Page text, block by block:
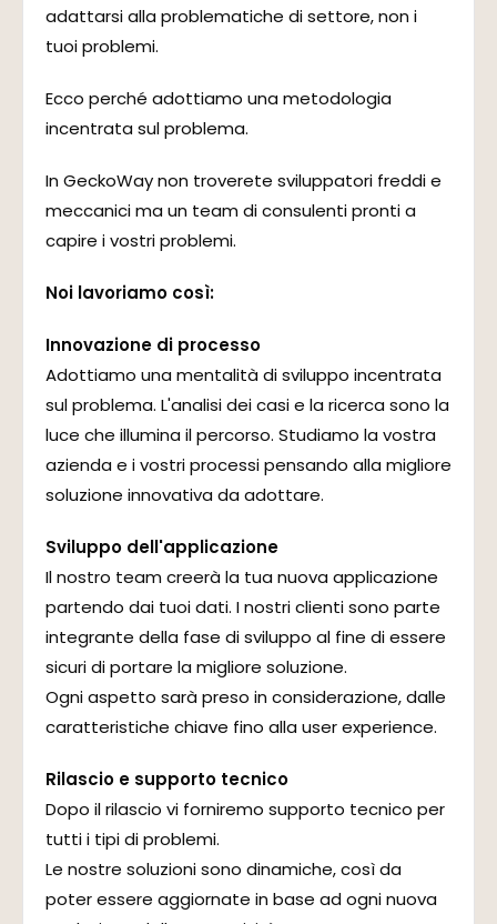
adattarsi alla problematiche di settore, non i
tuoi problemi.
Ecco perché adottiamo una metodologia
incentrata sul problema.
In GeckoWay non troverete sviluppatori freddi e
meccanici ma un team di consulenti pronti a
capire i vostri problemi.
Noi lavoriamo così:
Innovazione di processo
Adottiamo una mentalità di sviluppo incentrata
sul problema. L'analisi dei casi e la ricerca sono la
luce che illumina il percorso. Studiamo la vostra
azienda e i vostri processi pensando alla migliore
soluzione innovativa da adottare.
Sviluppo dell'applicazione
Il nostro team creerà la tua nuova applicazione
partendo dai tuoi dati. I nostri clienti sono parte
integrante della fase di sviluppo al fine di essere
sicuri di portare la migliore soluzione.
Ogni aspetto sarà preso in considerazione, dalle
caratteristiche chiave fino alla user experience.
Rilascio e supporto tecnico
Dopo il rilascio vi forniremo supporto tecnico per
tutti i tipi di problemi.
Le nostre soluzioni sono dinamiche, così da
poter essere aggiornate in base ad ogni nuova